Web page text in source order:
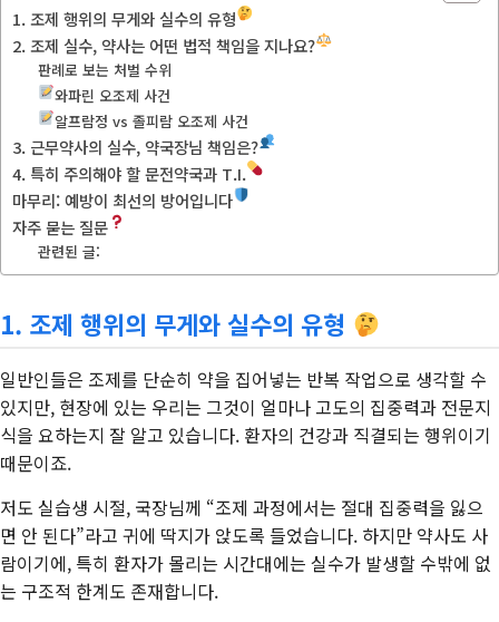
1. 조제 행위의 무게와 실수의 유형
2. 조제 실수, 약사는 어떤 법적 책임을 지나요?
판례로 보는 처벌 수위
와파린 오조제 사건
알프람정 vs 졸피람 오조제 사건
3. 근무약사의 실수, 약국장님 책임은?
4. 특히 주의해야 할 문전약국과 T.I.
마무리: 예방이 최선의 방어입니다
자주 묻는 질문
관련된 글:
1. 조제 행위의 무게와 실수의 유형
일반인들은 조제를 단순히 약을 집어넣는 반복 작업으로 생각할 수
있지만, 현장에 있는 우리는 그것이 얼마나 고도의 집중력과 전문지
식을 요하는지 잘 알고 있습니다. 환자의 건강과 직결되는 행위이기
때문이죠.
저도 실습생 시절, 국장님께 “조제 과정에서는 절대 집중력을 잃으
면 안 된다”라고 귀에 딱지가 앉도록 들었습니다. 하지만 약사도 사
람이기에, 특히 환자가 몰리는 시간대에는 실수가 발생할 수밖에 없
는 구조적 한계도 존재합니다.